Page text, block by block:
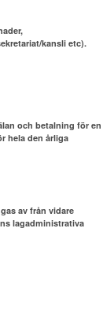
kansli etc).
och betalning för en
hela den årliga
av från vidare
lagadministrativa